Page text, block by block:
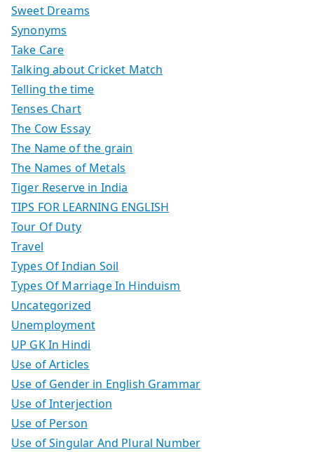
Sweet Dreams
Synonyms
Take Care
Talking about Cricket Match
Telling the time
Tenses Chart
The Cow Essay
The Name of the grain
The Names of Metals
Tiger Reserve in India
TIPS FOR LEARNING ENGLISH
Tour Of Duty
Travel
Types Of Indian Soil
Types Of Marriage In Hinduism
Uncategorized
Unemployment
UP GK In Hindi
Use of Articles
Use of Gender in English Grammar
Use of Interjection
Use of Person
Use of Singular And Plural Number